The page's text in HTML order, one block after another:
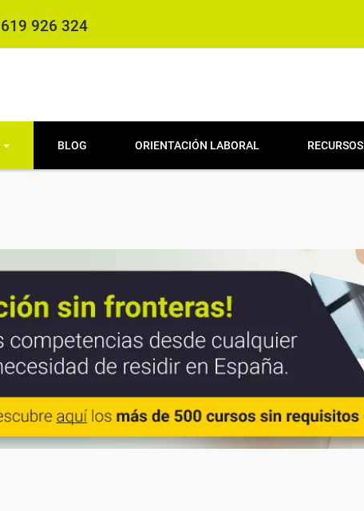
619 926 324
BLOG ORIENTACIÓN LABORAL RECURSOS